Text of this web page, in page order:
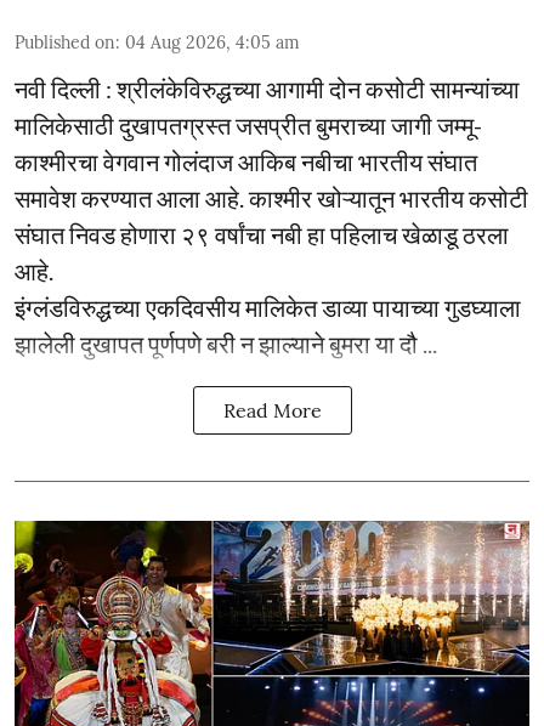
Published on: 04 Aug 2026, 4:05 am
नवी दिल्ली : श्रीलंकेविरुद्धच्या आगामी दोन कसोटी सामन्यांच्या
मालिकेसाठी दुखापतग्रस्त जसप्रीत बुमराच्या जागी जम्मू-
काश्मीरचा वेगवान गोलंदाज आकिब नबीचा भारतीय संघात
समावेश करण्यात आला आहे. काश्मीर खोऱ्यातून भारतीय कसोटी
संघात निवड होणारा २९ वर्षांचा नबी हा पहिलाच खेळाडू ठरला
आहे.
इंग्लंडविरुद्धच्या एकदिवसीय मालिकेत डाव्या पायाच्या गुडघ्याला
झालेली दुखापत पूर्णपणे बरी न झाल्याने बुमरा या दौ ...
Read More